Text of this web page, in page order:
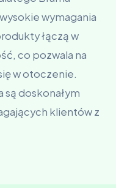
wymagania
łączą w
co pozwala na
w otoczenie.
są doskonałym
klientów z